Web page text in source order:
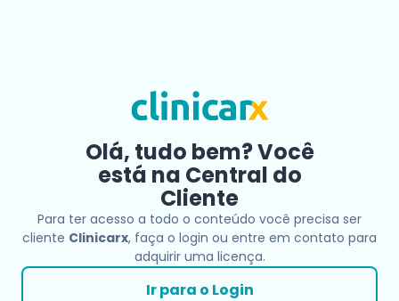
Olá, tudo bem? Você
está na Central do
Cliente
Para ter acesso a todo o conteúdo você precisa ser
cliente Clinicarx, faça o login ou entre em contato para
adquirir uma licença.
Ir para o Login